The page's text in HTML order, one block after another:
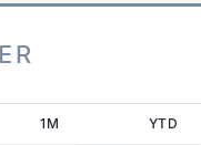
1M YTD